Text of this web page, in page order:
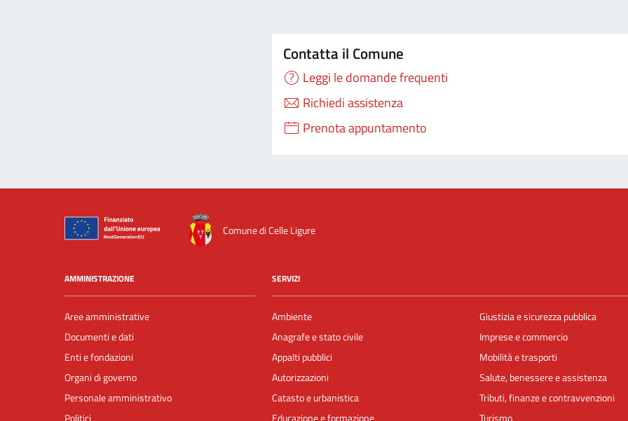
Contatta il Comune
Leggi le domande frequenti
Richiedi assistenza
Prenota appuntamento
Comune di Celle Ligure
AMMINISTRAZIONE
Aree amministrative
Documenti e dati
Enti e fondazioni
Organi di governo
Personale amministrativo
SERVIZI
Ambiente
Anagrafe e stato civile
Appalti pubblici
Autorizzazioni
Catasto e urbanistica
Giustizia e sicurezza pubblica
Imprese e commercio
Mobilità e trasporti
Salute, benessere e assistenza
Tributi, finanze e contravvenzioni